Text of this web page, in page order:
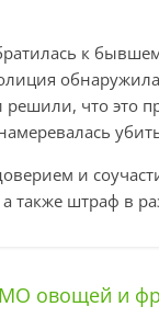
к
решили, что это
и
также штраф в
овощей и